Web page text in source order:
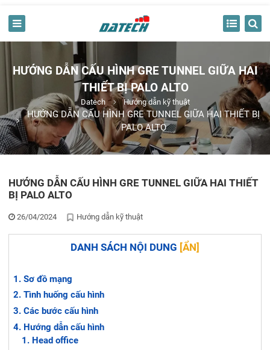
HƯỚNG DẪN CẤU HÌNH GRE TUNNEL GIỮA HAI
THIẾT BỊ PALO ALTO
Datech Hướng dẫn kỹ thuật
HƯỚNG DẪN CẤU HÌNH GRE TUNNEL GIỮA HAI THIẾT BỊ
PALO ALTO
HƯỚNG DẪN CẤU HÌNH GRE TUNNEL GIỮA HAI THIẾT
BỊ PALO ALTO
26/04/2024 Hướng dẫn kỹ thuật
DANH SÁCH NỘI DUNG [ẨN]
Sơ đồ mạng
Tình huống cấu hình
Các bước cấu hình
Hướng dẫn cấu hình
Head office